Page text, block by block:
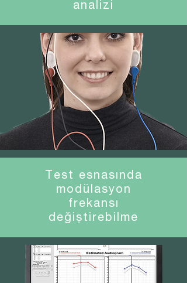
analizi
Test esnasında
modülasyon
frekansı
değiştirebilme